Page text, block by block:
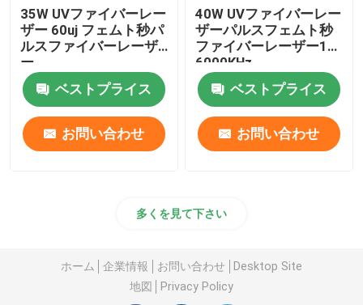
35W UVファイバーレー
ザー 60uj フェムト秒パ
ルスファイバーレーザ
ー
ベストプライス
お問い合わせ
40W UVファイバーレー
ザーパルスフェムト秒
ファイバーレーザー10-
6000KHz
ベストプライス
お問い合わせ
多くを見て下さい
ホーム 企業情報 お問い合わせ
Desktop Site
地図
Privacy Policy